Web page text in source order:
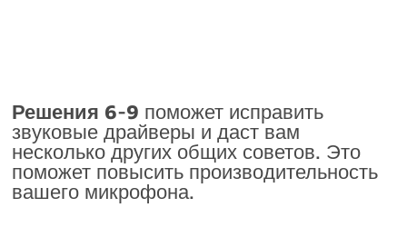
Решения 6-9 поможет исправить
звуковые драйверы и даст вам
несколько других общих советов. Это
поможет повысить производительность
вашего микрофона.